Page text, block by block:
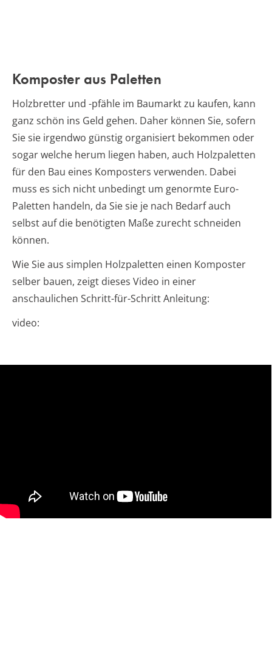
Komposter aus Paletten
Holzbretter und -pfähle im Baumarkt zu kaufen, kann
ganz schön ins Geld gehen. Daher können Sie, sofern
Sie sie irgendwo günstig organisiert bekommen oder
sogar welche herum liegen haben, auch Holzpaletten
für den Bau eines Komposters verwenden. Dabei
muss es sich nicht unbedingt um genormte Euro-
Paletten handeln, da Sie sie je nach Bedarf auch
selbst auf die benötigten Maße zurecht schneiden
können.
Wie Sie aus simplen Holzpaletten einen Komposter
selber bauen, zeigt dieses Video in einer
anschaulichen Schritt-für-Schritt Anleitung:
video: